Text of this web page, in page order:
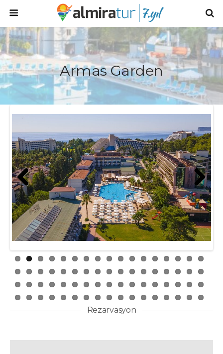
Armas Garden
Prev
ious
Next
Rezarvasyon